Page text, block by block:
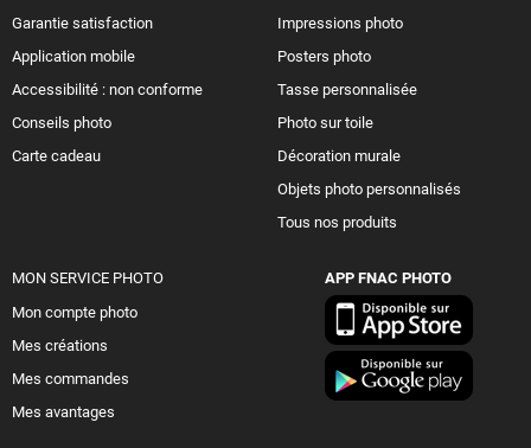
Garantie satisfaction
Application mobile
Accessibilité : non conforme
Conseils photo
Carte cadeau
Impressions photo
Posters photo
Tasse personnalisée
Photo sur toile
Décoration murale
Objets photo personnalisés
Tous nos produits
MON SERVICE PHOTO
Mon compte photo
Mes créations
Mes commandes
Mes avantages
APP FNAC PHOTO